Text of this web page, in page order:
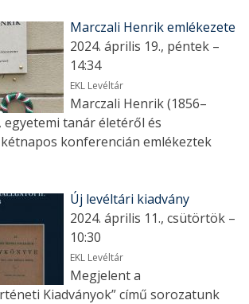
Marczali Henrik emlékezete
2024. április 19., péntek –
14:34
EKL Levéltár
Marczali Henrik (1856–
egyetemi tanár életéről és
konferencián emlékeztek
Új levéltári kiadvány
2024. április 11., csütörtök –
10:30
EKL Levéltár
Megjelent a
Kiadványok” című sorozatunk